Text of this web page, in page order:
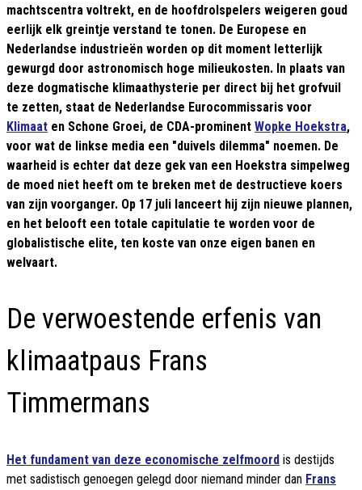
machtscentra voltrekt, en de hoofdrolspelers weigeren goud
eerlijk elk greintje verstand te tonen. De Europese en
Nederlandse industrieën worden op dit moment letterlijk
gewurgd door astronomisch hoge milieukosten. In plaats van
deze dogmatische klimaathysterie per direct bij het grofvuil
te zetten, staat de Nederlandse Eurocommissaris voor
Klimaat en Schone Groei, de CDA-prominent Wopke Hoekstra,
voor wat de linkse media een "duivels dilemma" noemen. De
waarheid is echter dat deze gek van een Hoekstra simpelweg
de moed niet heeft om te breken met de destructieve koers
van zijn voorganger. Op 17 juli lanceert hij zijn nieuwe plannen,
en het belooft een totale capitulatie te worden voor de
globalistische elite, ten koste van onze eigen banen en
welvaart.
De verwoestende erfenis van
klimaatpaus Frans
Timmermans
Het fundament van deze economische zelfmoord is destijds
met sadistisch genoegen gelegd door niemand minder dan Frans